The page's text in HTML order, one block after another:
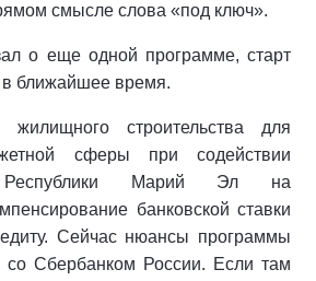
смысле слова «под ключ».
о еще одной программе, старт
в ближайшее время.
строительства для
сферы при содействии
Республики Марий Эл на
банковской ставки
Сейчас нюансы программы
со Сбербанком России. Если там